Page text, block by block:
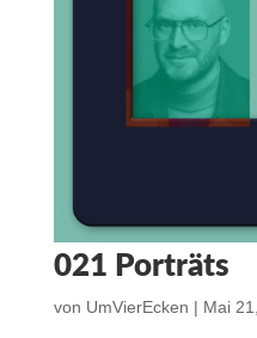
021 Porträts
von UmVierEcken | Mai